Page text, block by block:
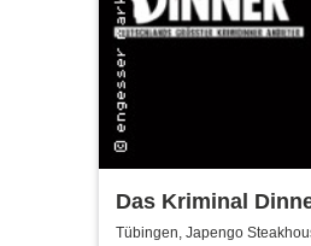
Das Kriminal
Testament à la
Tübingen, Japengo